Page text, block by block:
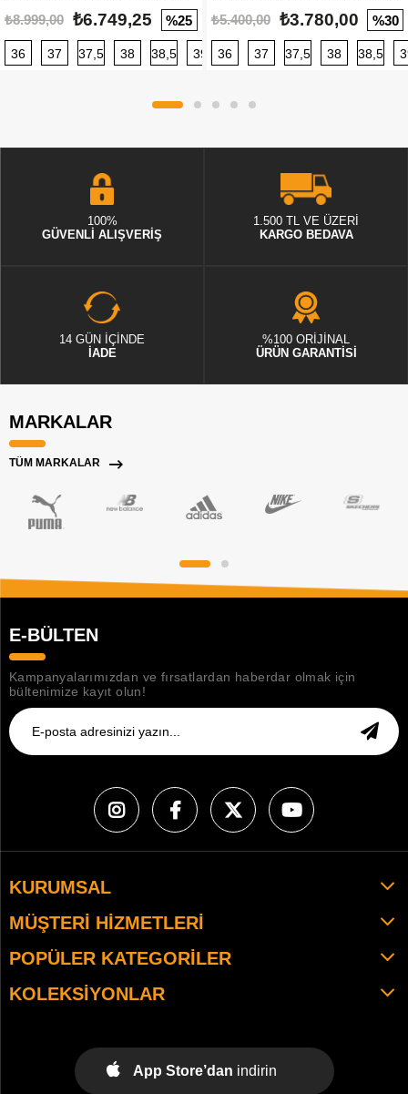
₺8.999,00 ₺6.749,25 %25
36 37 37,5 38 38,5 39 40 40,5 41 42 42,5
₺5.400,00 ₺3.780,00 %30
36 37 37,5 38 38,5
100%
GÜVENLİ ALIŞVERİŞ
1.500 TL VE ÜZERİ
KARGO BEDAVA
14 GÜN İÇİNDE
İADE
%100 ORİJİNAL
ÜRÜN GARANTİSİ
MARKALAR
TÜM MARKALAR
E-BÜLTEN
Kampanyalarımızdan ve fırsatlardan haberdar olmak için
bültenimize kayıt olun!
KURUMSAL
MÜŞTERI HIZMETLERI
POPÜLER KATEGORILER
KOLEKSIYONLAR
App Store’dan indirin